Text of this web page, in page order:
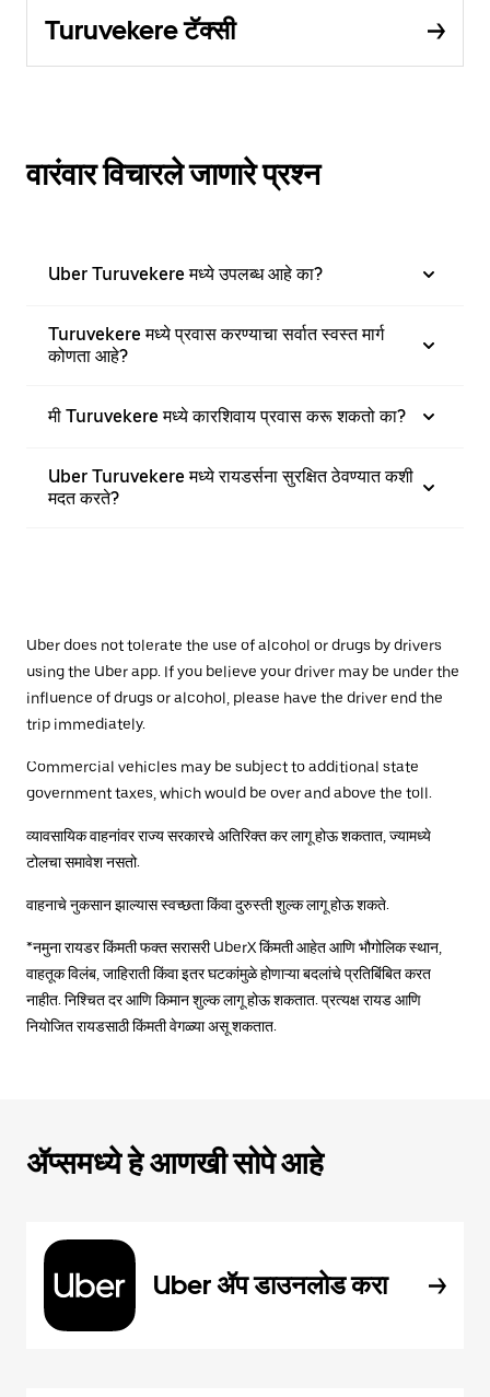
Turuvekere टॅक्सी
वारंवार विचारले जाणारे प्रश्न
Uber Turuvekere मध्ये उपलब्ध आहे का?
Turuvekere मध्ये प्रवास करण्याचा सर्वात स्वस्त मार्ग
कोणता आहे?
मी Turuvekere मध्ये कारशिवाय प्रवास करू शकतो का?
Uber Turuvekere मध्ये रायडर्सना सुरक्षित ठेवण्यात कशी
मदत करते?
Uber does not tolerate the use of alcohol or drugs by drivers
using the Uber app. If you believe your driver may be under the
influence of drugs or alcohol, please have the driver end the
trip immediately.
Commercial vehicles may be subject to additional state
government taxes, which would be over and above the toll.
व्यावसायिक वाहनांवर राज्य सरकारचे अतिरिक्त कर लागू होऊ शकतात, ज्यामध्ये
टोलचा समावेश नसतो.
वाहनाचे नुकसान झाल्यास स्वच्छता किंवा दुरुस्ती शुल्क लागू होऊ शकते.
*नमुना रायडर किंमती फक्त सरासरी UberX किंमती आहेत आणि भौगोलिक स्थान,
वाहतूक विलंब, जाहिराती किंवा इतर घटकांमुळे होणाऱ्या बदलांचे प्रतिबिंबित करत
नाहीत. निश्चित दर आणि किमान शुल्क लागू होऊ शकतात. प्रत्यक्ष रायड आणि
नियोजित रायडसाठी किंमती वेगळ्या असू शकतात.
ॲप्समध्ये हे आणखी सोपे आहे
Uber ॲप डाउनलोड करा